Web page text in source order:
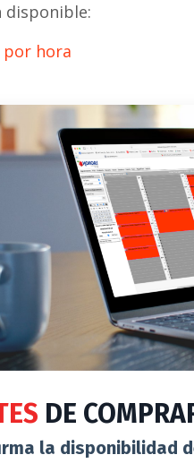
disponible:
hora
DE
la disponibilidad